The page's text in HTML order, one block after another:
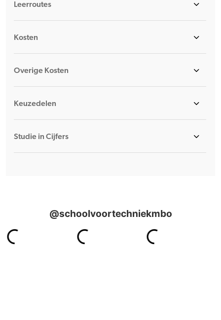
Leerroutes
Kosten
Overige Kosten
Keuzedelen
Studie in Cijfers